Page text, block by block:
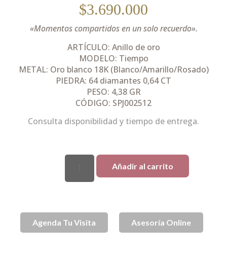
$3.690.000
«Momentos compartidos en un solo recuerdo».
ARTÍCULO: Anillo de oro
MODELO: Tiempo
METAL: Oro blanco 18K (Blanco/Amarillo/Rosado)
PIEDRA: 64 diamantes 0,64 CT
PESO: 4,38 GR
CÓDIGO: SPJ002512
Consulta disponibilidad y tiempo de entrega.
Añadir al carrito
Agenda Tu Visita Asesoría Online